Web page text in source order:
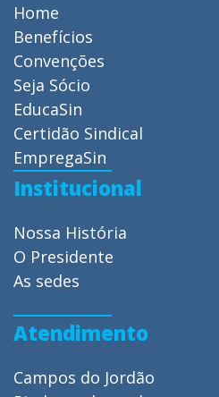
Home
Benefícios
Convenções
Seja Sócio
EducaSin
Certidão Sindical
EmpregaSin
Institucional
Nossa História
O Presidente
As sedes
Atendimento
Campos do Jordão